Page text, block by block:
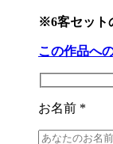
※6客セット
この作品へ
お名前 *